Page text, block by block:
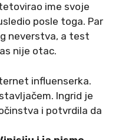
ime svoje
posle toga. Par
neverstva, a test
nije otac.
influenserka.
Ingrid je
i potvrdila da